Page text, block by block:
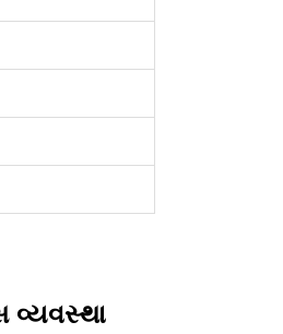
વ્યવસ્થા